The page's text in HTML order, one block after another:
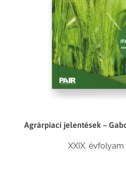
Agrárpiaci jelentések –
XXIX. évfolyam